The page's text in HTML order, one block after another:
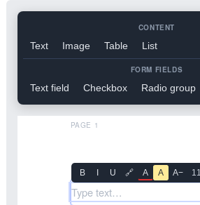
CONTENT
Text Image Table List
FORM FIELDS
Text field Checkbox Radio group
PAGE 1
B I U 🔗 A A A− 11